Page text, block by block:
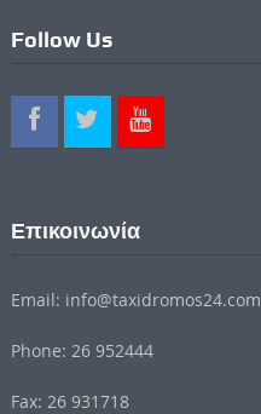
Follow Us
Επικοινωνία
Email: info@taxidromos24.com
Phone: 26 952444
Fax: 26 931718